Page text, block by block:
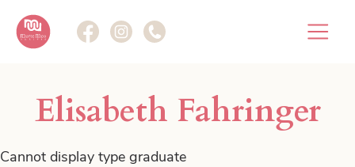
Marte Meo im Fokus.
Elisabeth Fahringer
Cannot display type graduate